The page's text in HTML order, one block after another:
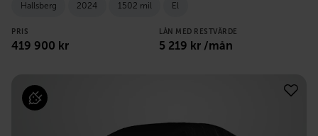
Hallsberg 2024 1502 mil El
PRIS
419 900 kr
LÅN MED RESTVÄRDE
5 219 kr /mån